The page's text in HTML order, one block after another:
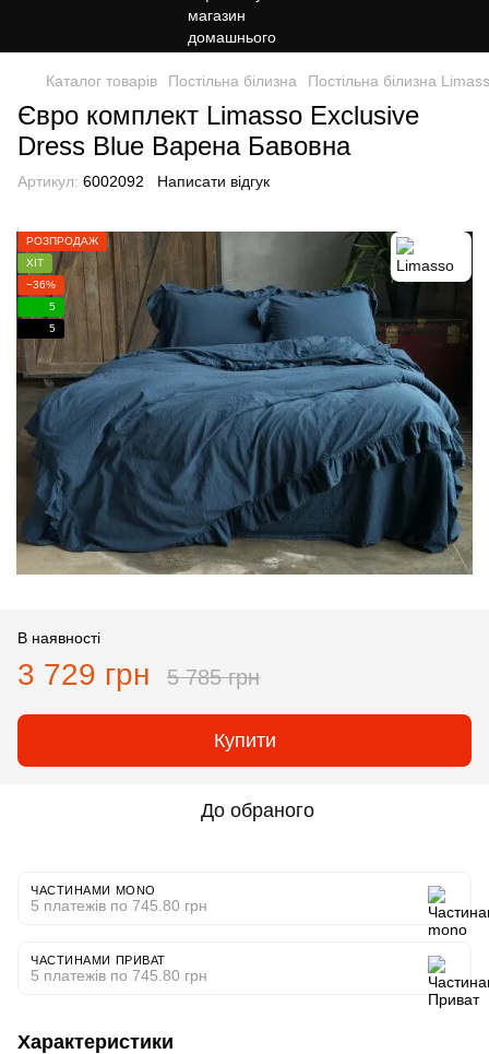
Каталог товарів Постільна білизна Постільна білизна
Євро комплект Limasso Exclusive
Dress Blue Варена Бавовна
Артикул: 6002092 Написати відгук
РОЗПРОДАЖ
ХІТ
−36%
5
5
В наявності
3 729 грн 5 785 грн
Купити
До обраного
ЧАСТИНАМИ MONO
5 платежів по 745.80 грн
ЧАСТИНАМИ ПРИВАТ
5 платежів по 745.80 грн
Характеристики